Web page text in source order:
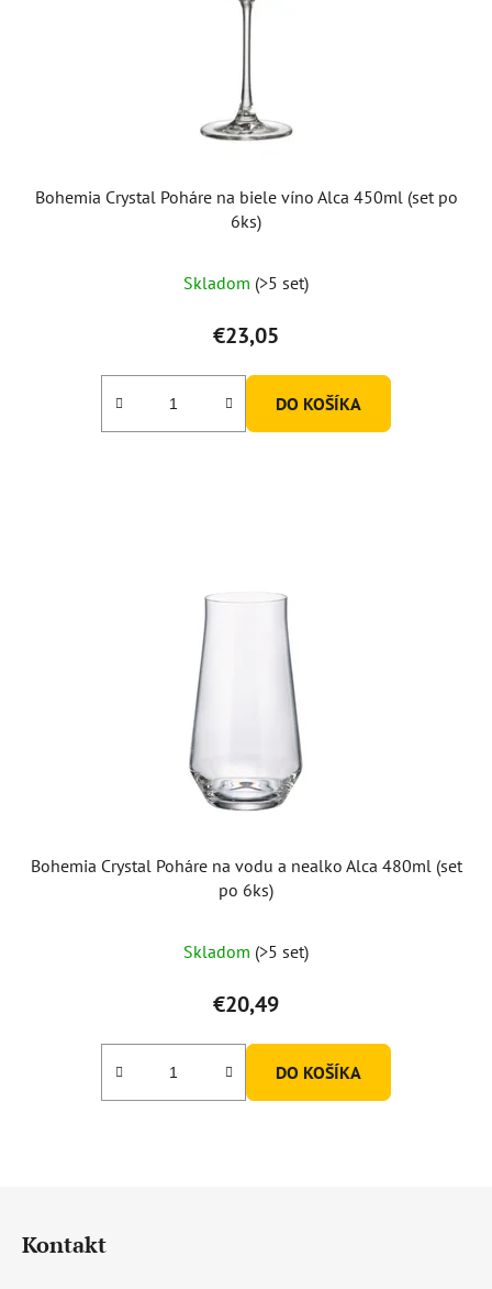
Bohemia Crystal Poháre na biele víno Alca 450ml (set po
6ks)
hodnotenie
produktu
je
5,0
Skladom (>5 set)
€23,05
DO KOŠÍKA
Bohemia Crystal Poháre na vodu a nealko Alca 480ml (set
po 6ks)
Skladom (>5 set)
€20,49
DO KOŠÍKA
Kontakt